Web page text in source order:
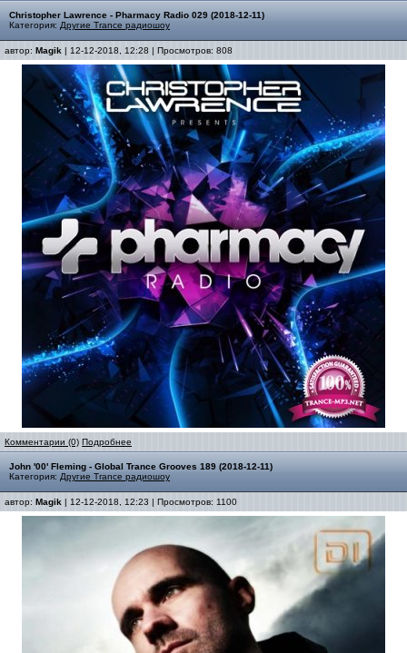
Christopher Lawrence - Pharmacy Radio 029 (2018-12-11)
Категория: Другие Trance радиошоу
автор: Magik | 12-12-2018, 12:28 | Просмотров: 808
Комментарии (0) Подробнее
John '00' Fleming - Global Trance Grooves 189 (2018-12-11)
Категория: Другие Trance радиошоу
автор: Magik | 12-12-2018, 12:23 | Просмотров: 1100